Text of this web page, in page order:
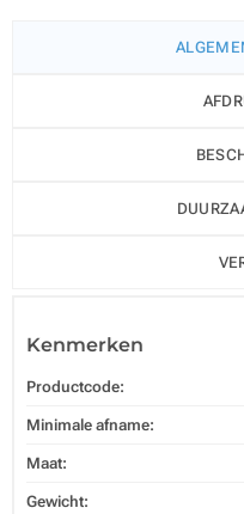
Kenmerken
Productcode:
Minimale afname:
Maat:
Gewicht: